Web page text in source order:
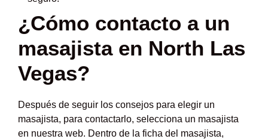
¿Cómo contacto a un
masajista en North Las
Vegas?
Después de seguir los consejos para elegir un
masajista, para contactarlo, selecciona un masajista
en nuestra web. Dentro de la ficha del masajista,